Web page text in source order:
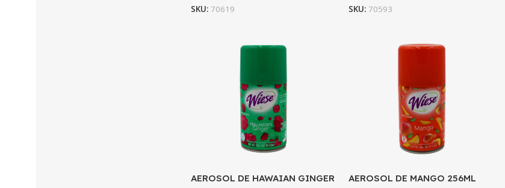
SKU: 70619 SKU: 70593
AEROSOL DE HAWAIAN GINGER
AEROSOL DE MANGO 256ML